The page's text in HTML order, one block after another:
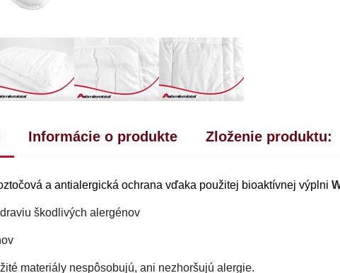
Informácie o produkte Zloženie produktu:
a antialergická ochrana vďaka použitej bioaktívnej výplni
škodlivých alergénov
materiály nespôsobujú, ani nezhoršujú alergie.